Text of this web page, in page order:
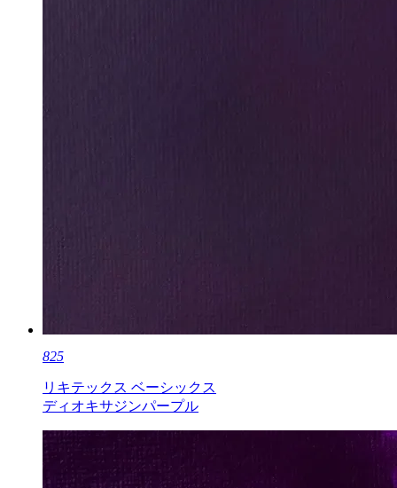
825
リキテックス ベーシックス
ディオキサジンパープル